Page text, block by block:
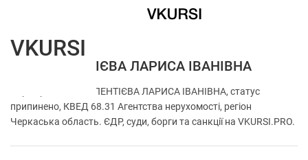
ФОП СЕЛЕНТІЄВА ЛАРИСА ІВАНІВНА
Перевірка ФОП СЕЛЕНТІЄВА ЛАРИСА ІВАНІВНА, статус
припинено, КВЕД 68.31 Агентства нерухомості, регіон
Черкаська область. ЄДР, суди, борги та санкції на VKURSI.PRO.
VKURSI